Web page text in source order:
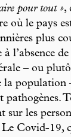
pour tout »,
où le pays
plus
l’absence
– ou
la population
sur les
Covid-19,